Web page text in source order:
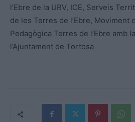
l’Ebre de la URV, ICE, Serveis
de les Terres de l’Ebre, Moviment
Pedagògica Terres de l’Ebre amb
l’Ajuntament de Tortosa